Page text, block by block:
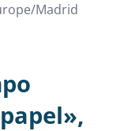
Madrid